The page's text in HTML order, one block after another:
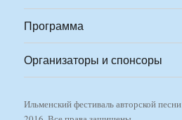
Программа
Организаторы и спонсоры
Ильменский фестиваль авторской песни